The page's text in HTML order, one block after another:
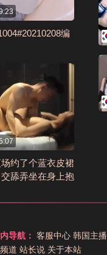
编
约了个蓝衣皮裙
舔弄坐在身上抱
导航： 客服中心 韩国主播
道 站长说 关于本站